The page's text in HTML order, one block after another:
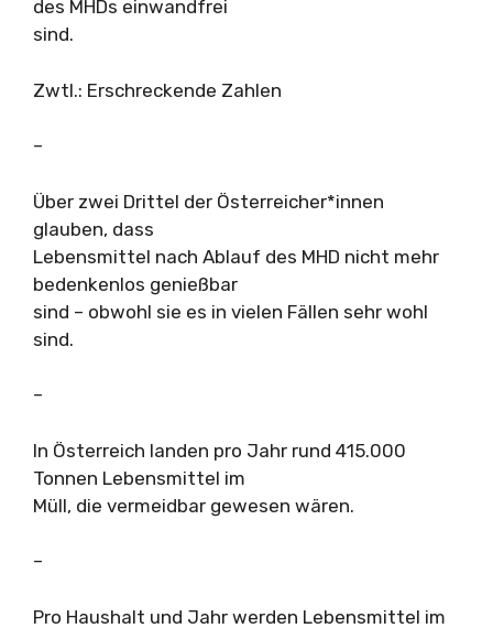
des MHDs einwandfrei
sind.
Zwtl.: Erschreckende Zahlen
–
Über zwei Drittel der Österreicher*innen
glauben, dass
Lebensmittel nach Ablauf des MHD nicht mehr
bedenkenlos genießbar
sind – obwohl sie es in vielen Fällen sehr wohl
sind.
–
In Österreich landen pro Jahr rund 415.000
Tonnen Lebensmittel im
Müll, die vermeidbar gewesen wären.
–
Pro Haushalt und Jahr werden Lebensmittel im